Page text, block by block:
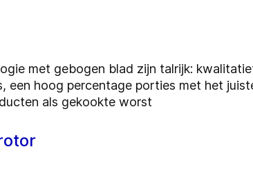
met gebogen blad zijn talrijk:
een hoog percentage porties met het
als gekookte worst